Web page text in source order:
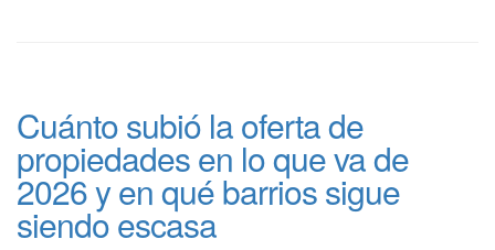
Cuánto subió la oferta de
propiedades en lo que va de
2026 y en qué barrios sigue
siendo escasa